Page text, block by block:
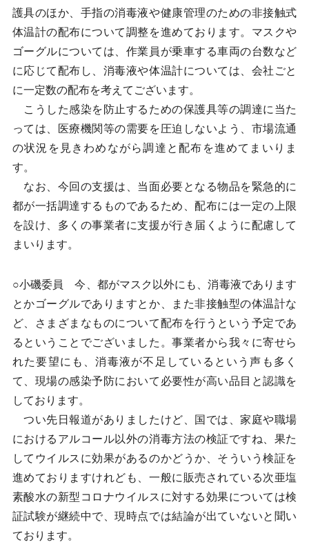
護具のほか、手指の消毒液や健康管理のための非接触式
体温計の配布について調整を進めております。マスクや
ゴーグルについては、作業員が乗車する車両の台数など
に応じて配布し、消毒液や体温計については、会社ごと
に一定数の配布を考えてございます。
こうした感染を防止するための保護具等の調達に当た
っては、医療機関等の需要を圧迫しないよう、市場流通
の状況を見きわめながら調達と配布を進めてまいりま
す。
なお、今回の支援は、当面必要となる物品を緊急的に
都が一括調達するものであるため、配布には一定の上限
を設け、多くの事業者に支援が行き届くように配慮して
まいります。
○小磯委員 今、都がマスク以外にも、消毒液であります
とかゴーグルでありますとか、また非接触型の体温計な
ど、さまざまなものについて配布を行うという予定であ
るということでございました。事業者から我々に寄せら
れた要望にも、消毒液が不足しているという声も多く
て、現場の感染予防において必要性が高い品目と認識を
しております。
つい先日報道がありましたけど、国では、家庭や職場
におけるアルコール以外の消毒方法の検証ですね、果た
してウイルスに効果があるのかどうか、そういう検証を
進めておりますけれども、一般に販売されている次亜塩
素酸水の新型コロナウイルスに対する効果については検
証試験が継続中で、現時点では結論が出ていないと聞い
ております。